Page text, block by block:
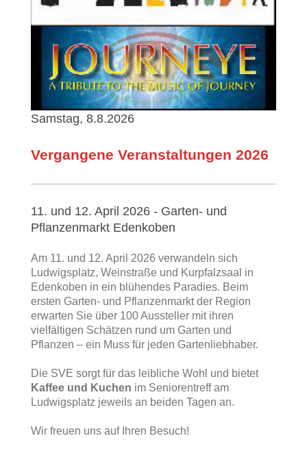
Samstag, 8.8.2026
Vergangene Veranstaltungen 2026
11. und 12. April 2026 - Garten- und
Pflanzenmarkt Edenkoben
Am 11. und 12. April 2026 verwandeln sich
Ludwigsplatz, Weinstraße und Kurpfalzsaal in
Edenkoben in ein blühendes Paradies. Beim
ersten Garten- und Pflanzenmarkt der Region
erwarten Sie über 100 Aussteller mit ihren
vielfältigen Schätzen rund um Garten und
Pflanzen – ein Muss für jeden Gartenliebhaber.
Die SVE sorgt für das leibliche Wohl und bietet
Kaffee und Kuchen im Seniorentreff am
Ludwigsplatz jeweils an beiden Tagen an.
Wir freuen uns auf Ihren Besuch!